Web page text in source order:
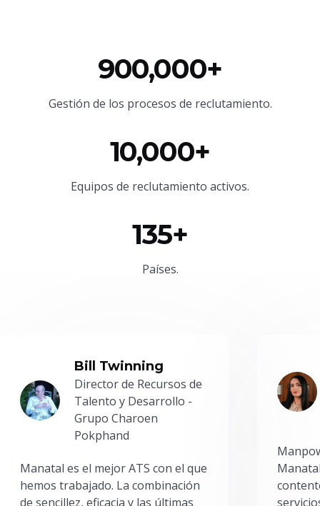
900,000+
Gestión de los procesos de reclutamiento.
10,000+
Equipos de reclutamiento activos.
135+
Países.
Bill Twinning
Director de Recursos de
Talento y Desarrollo -
Grupo Charoen
Pokphand
Manatal es el mejor ATS con el que
hemos trabajado. La combinación
de sencillez, eficacia y las últimas